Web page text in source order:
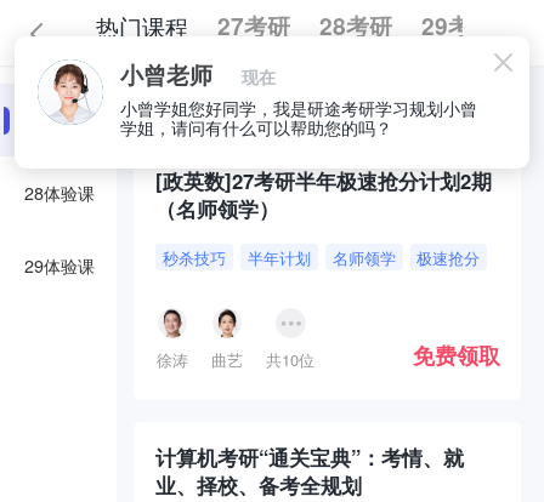
热门课程 27考研 28考研 29考研
27体验课
28体验课
29体验课
全部 必囤好课
[政英数]27考研半年极速抢分计划2期
（名师领学）
秒杀技巧 半年计划 名师领学 极速抢分
徐涛 曲艺 共10位 免费领取
计算机考研“通关宝典”：考情、就
业、择校、备考全规划
小曾老师
现在
小曾学姐您好同学，我是研途考研学习规划小曾
学姐，请问有什么可以帮助您的吗？